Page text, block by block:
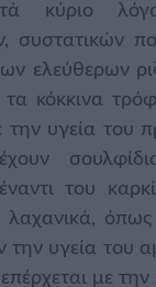
κύριο
συστατικών
ελεύθερων
τα κόκκινα
την υγεία
έναντι του
λαχανικά,
την υγεία του
με